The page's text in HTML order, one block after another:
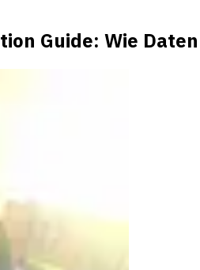
Guide: Wie